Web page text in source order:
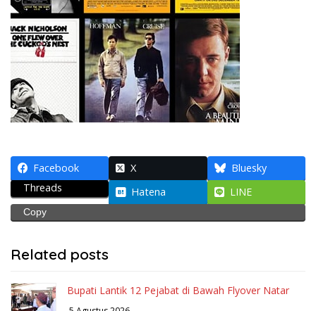
Facebook X
Bluesky
Threads
Hatena LINE
Copy
Related posts
Bupati Lantik 12 Pejabat di Bawah Flyover Natar